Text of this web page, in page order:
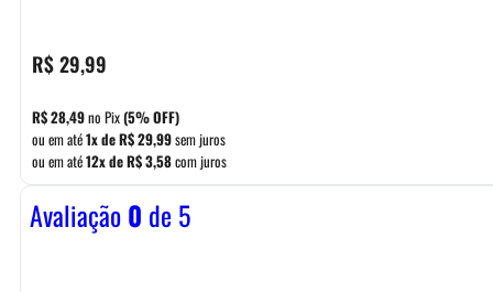
R$29,99
R$28,49no Pix(5% OFF)
ou em até1x deR$29,99sem juros
ou em até12x deR$3,58com juros
Avaliação0 de 5